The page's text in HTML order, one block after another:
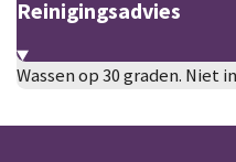
Reinigingsadvies
Wassen op 30 graden. Niet